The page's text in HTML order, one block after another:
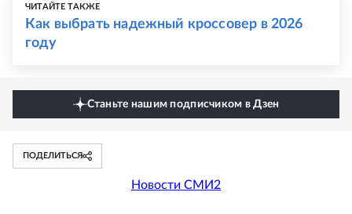
ЧИТАЙТЕ ТАКЖЕ
Как выбрать надежный кроссовер в 2026
году
Станьте нашим подписчиком в Дзен
ПОДЕЛИТЬСЯ
Новости СМИ2